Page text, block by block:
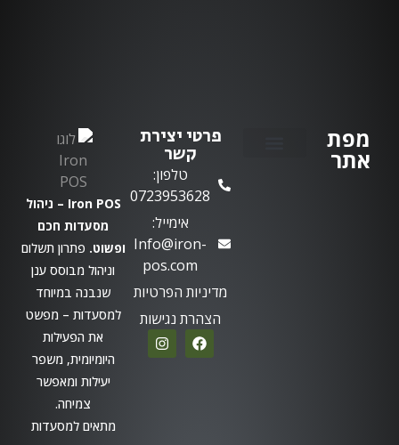
Iron POS – ניהול
מסעדות חכם
ופשוט. פתרון תשלום
וניהול מבוסס ענן
שנבנה במיוחד
למסעדות – מפשט
את הפעילות
היומיומית, משפר
יעילות ומאפשר
צמיחה.
מתאים למסעדות
פרטי יצירת
קשר
טלפון:
0723953628
אימייל:
Info@iron-
pos.com
מדיניות הפרטיות
הצהרת נגישות
מפת
אתר